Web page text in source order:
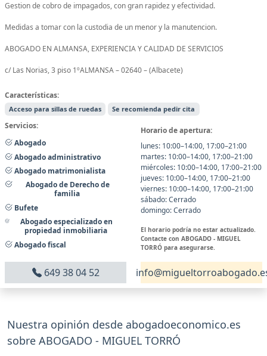
Gestion de cobro de impagados, con gran rapidez y efectividad.
Medidas a tomar con la custodia de un menor y la manutencion.
ABOGADO EN ALMANSA, EXPERIENCIA Y CALIDAD DE SERVICIOS
c/ Las Norias, 3 piso 1ºALMANSA – 02640 – (Albacete)
Características:
Acceso para sillas de ruedas Se recomienda pedir cita
Servicios:
Abogado
Abogado administrativo
Abogado matrimonialista
Abogado de Derecho de
familia
Bufete
Abogado especializado en
propiedad inmobiliaria
Abogado fiscal
Horario de apertura:
lunes: 10:00–14:00, 17:00–21:00
martes: 10:00–14:00, 17:00–21:00
miércoles: 10:00–14:00, 17:00–21:00
jueves: 10:00–14:00, 17:00–21:00
viernes: 10:00–14:00, 17:00–21:00
sábado: Cerrado
domingo: Cerrado
El horario podría no estar actualizado.
Contacte con ABOGADO - MIGUEL
TORRÓ para asegurarse.
649 38 04 52
Nuestra opinión desde abogadoeconomico.es
sobre ABOGADO - MIGUEL TORRÓ